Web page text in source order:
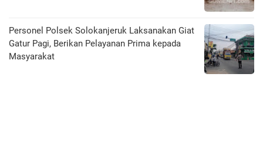
Personel Polsek Solokanjeruk Laksanakan Giat
Gatur Pagi, Berikan Pelayanan Prima kepada
Masyarakat